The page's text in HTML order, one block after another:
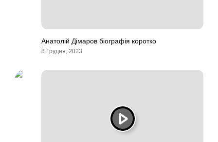
Анатолій Дімаров біографія коротко
8 Грудня, 2023